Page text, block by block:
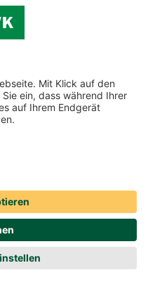
Ihr Urlaub kein Höllentrip
Telefonnetz.